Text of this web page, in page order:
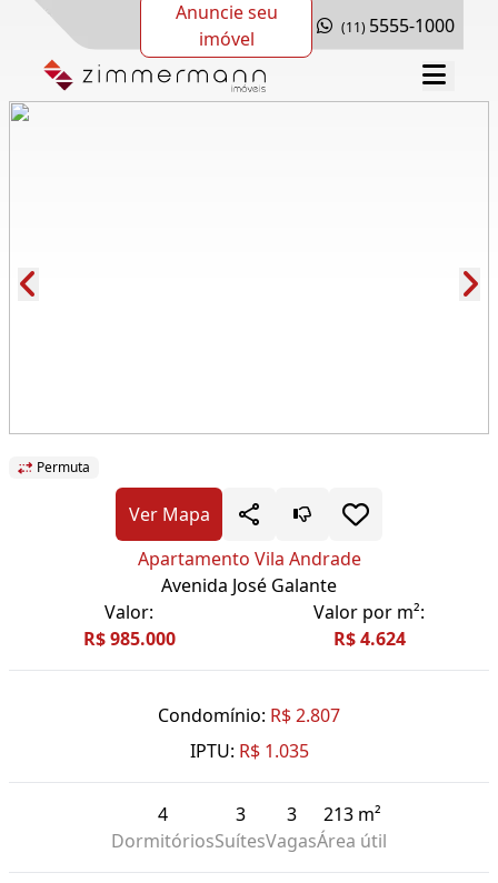
Anuncie seu
imóvel
(11) 5555-1000
Permuta
Ver Mapa
Apartamento Vila Andrade
Avenida José Galante
Valor:
R$ 985.000
Valor por m²:
R$ 4.624
Condomínio: R$ 2.807
IPTU: R$ 1.035
4
Dormitórios
3
Suítes
3
Vagas
213 m²
Área útil